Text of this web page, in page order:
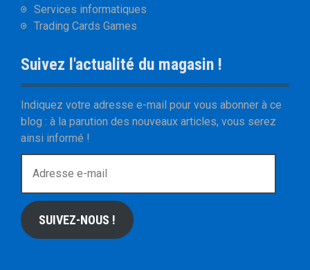
Services informatiques
Trading Cards Games
Suivez l'actualité du magasin !
Indiquez votre adresse e-mail pour vous abonner à ce
blog : à la parution des nouveaux articles, vous serez
ainsi informé !
r
e
s
SUIVEZ-NOUS !